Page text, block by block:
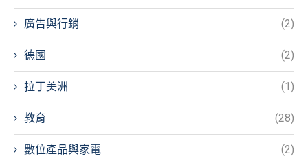
廣告與行銷 (2)
德國 (2)
拉丁美洲 (1)
教育 (28)
數位產品與家電 (2)